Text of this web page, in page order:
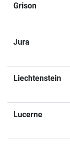
Grison
Jura
Liechtenstein
Lucerne